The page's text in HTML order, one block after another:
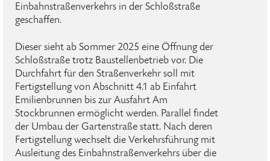
Einbahnstraßenverkehrs in der Schloßstraße
geschaffen.
Dieser sieht ab Sommer 2025 eine Öffnung der
Schloßstraße trotz Baustellenbetrieb vor. Die
Durchfahrt für den Straßenverkehr soll mit
Fertigstellung von Abschnitt 4.1 ab Einfahrt
Emilienbrunnen bis zur Ausfahrt Am
Stockbrunnen ermöglicht werden. Parallel findet
der Umbau der Gartenstraße statt. Nach deren
Fertigstellung wechselt die Verkehrsführung mit
Ausleitung des Einbahnstraßenverkehrs über die